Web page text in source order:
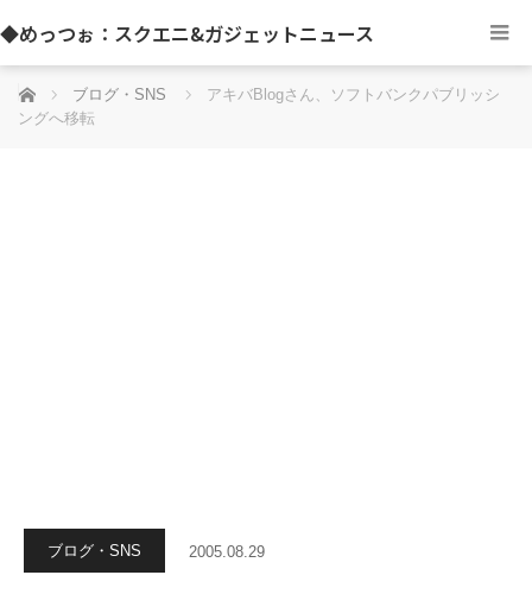
◆めっつぉ：スクエニ&ガジェットニュース
ホーム ブログ・SNS
アキバBlogさん、ソフトバンクパブリッシ
ングへ移転
ブログ・SNS 2005.08.29